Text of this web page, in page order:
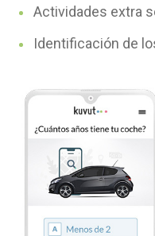
Actividades extra
Identificación de